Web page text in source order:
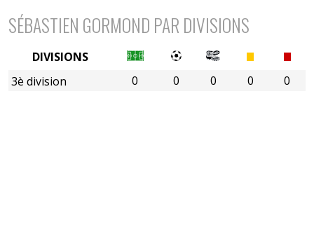
SÉBASTIEN GORMOND PAR DIVISIONS
0 0 0 0 0
DIVISIONS
3è division